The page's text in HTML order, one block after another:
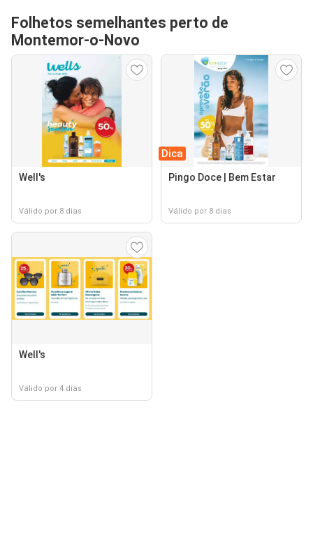
Folhetos semelhantes perto de
Montemor-o-Novo
Well's
Válido por 8 dias
Dica
Pingo Doce | Bem Estar
Válido por 8 dias
Well's
Válido por 4 dias